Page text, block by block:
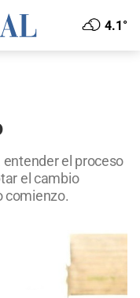
4.1°
entender el proceso
el cambio
comienzo.